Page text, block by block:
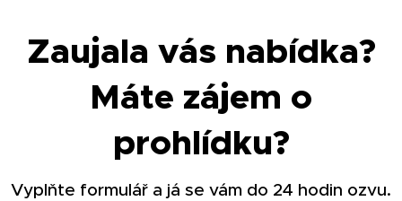
Zaujala vás nabídka?
Máte zájem o
prohlídku?
Vyplňte formulář a já se vám do 24 hodin ozvu.